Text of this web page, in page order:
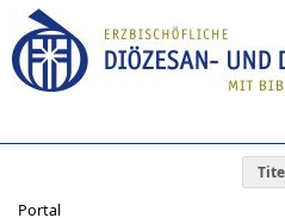
Portal